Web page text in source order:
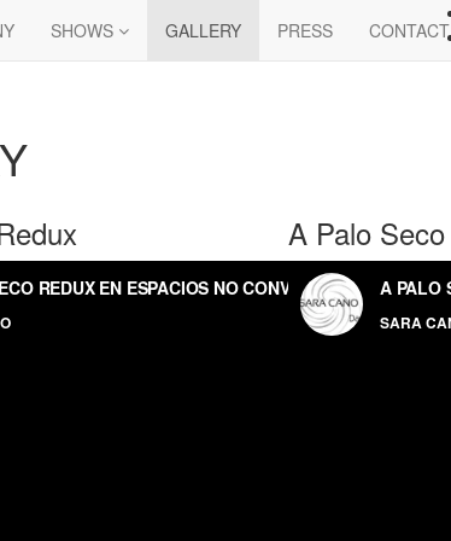
SHOWS GALLERY PRESS CONTACT
A Palo Seco